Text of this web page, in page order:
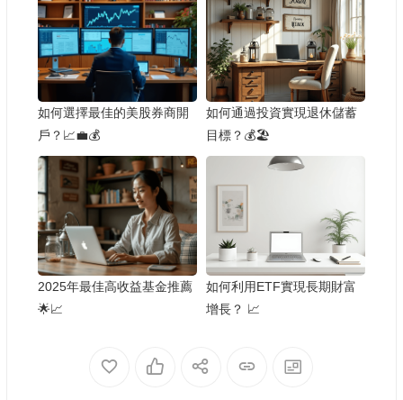
如何選擇最佳的美股券商開
戶？📈💼💰
如何通過投資實現退休儲蓄
目標？💰🏖️
2025年最佳高收益基金推薦
🌟📈
如何利用ETF實現長期財富
增長？ 📈